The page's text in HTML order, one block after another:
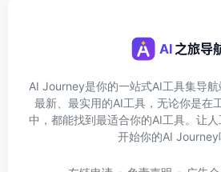
AI Journey是你的一站式AI工具集导
最新、最实用的AI工具，无论你是在
中，都能找到最适合你的AI工具。让人
开始你的AI Journey